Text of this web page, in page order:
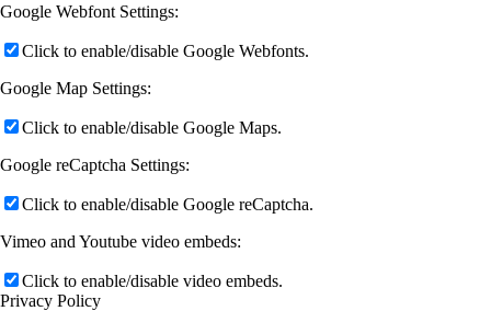
Google Webfont Settings:
Click to enable/disable Google Webfonts.
Google Map Settings:
Click to enable/disable Google Maps.
Google reCaptcha Settings:
Click to enable/disable Google reCaptcha.
Vimeo and Youtube video embeds:
Click to enable/disable video embeds.
Privacy Policy